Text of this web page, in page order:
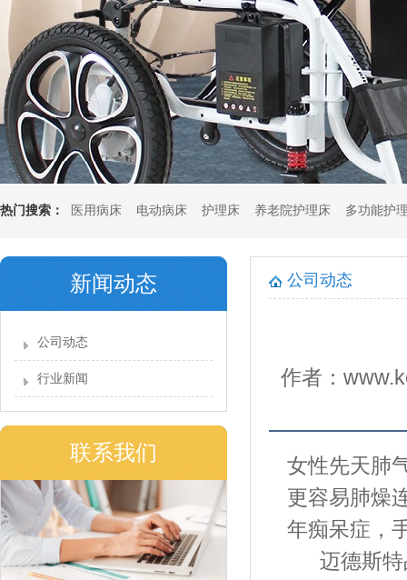
热门搜索： 医用病床 电动病床 护理床 养老院护理床 多功能护
垫 多功能坐垫
新闻动态
公司动态
行业新闻
联系我们
公司动态
作者：
女性先天肺
更容易肺燥
年痴呆症，
迈德斯特